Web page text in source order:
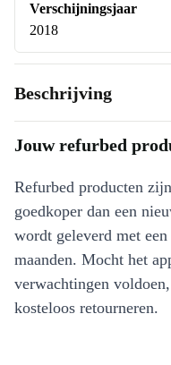
Verschijningsjaar
2018
Beschrijving
Jouw refurbed
Refurbed producten
goedkoper dan een
wordt geleverd met
maanden. Mocht het
verwachtingen
kosteloos retourneren.